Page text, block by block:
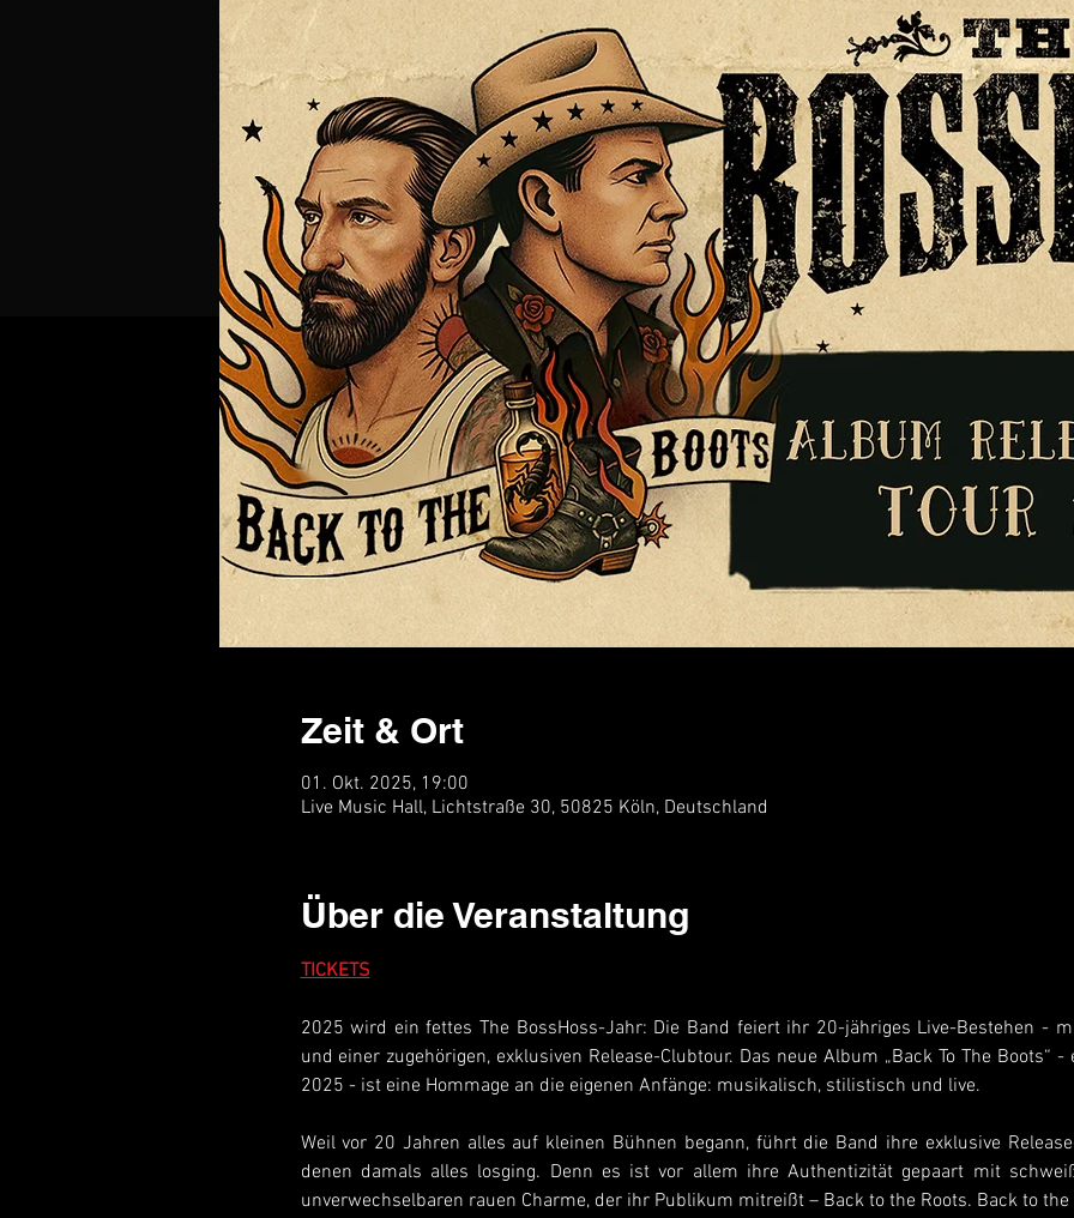
Zeit & Ort
01. Okt. 2025, 19:00
Live Music Hall, Lichtstraße 30, 50825 Köln, Deutschland
Über die Veranstaltung
TICKETS
2025 wird ein fettes The BossHoss-Jahr: Die Band feiert ihr 20-jähriges Live-Bestehen -
und einer zugehörigen, exklusiven Release-Clubtour. Das neue Album „Back To The Boots“
2025 - ist eine Hommage an die eigenen Anfänge: musikalisch, stilistisch und live.
Weil vor 20 Jahren alles auf kleinen Bühnen begann, führt die Band ihre exklusive
denen damals alles losging. Denn es ist vor allem ihre Authentizität gepaart mit
unverwechselbaren rauen Charme, der ihr Publikum mitreißt – Back to the Roots. Back to the